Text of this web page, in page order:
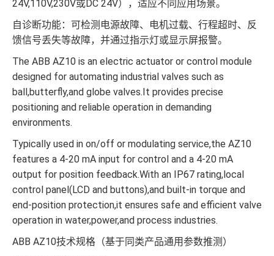
24V,110V,230V或DC 24V），适应不同应用场景。
自诊断功能：可检测电源故障、电机过载、行程超时、反
馈信号丢失等故障，并通过指示灯或显示屏报警。
The ABB AZ10 is an electric actuator or control module
designed for automating industrial valves such as
ball,butterfly,and globe valves.It provides precise
positioning and reliable operation in demanding
environments.
Typically used in on/off or modulating service,the AZ10
features a 4-20 mA input for control and a 4-20 mA
output for position feedback.With an IP67 rating,local
control panel(LCD and buttons),and built-in torque and
end-position protection,it ensures safe and efficient valve
operation in water,power,and process industries.
ABB AZ10技术规格（基于同类产品通用参数推测）